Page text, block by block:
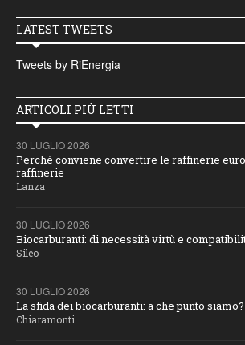
LATEST TWEETS
Tweets by RiEnergia
ARTICOLI PIÙ LETTI
30 LUGLIO 2026
Perché conviene convertire le raffinerie
raffinerie
Lanza
30 LUGLIO 2026
Biocarburanti: di necessità virtù e
Sileo
30 LUGLIO 2026
La sfida dei biocarburanti: a che punto siamo?
Chiaramonti